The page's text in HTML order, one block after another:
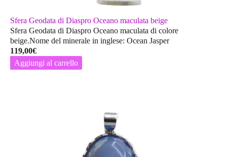
Sfera Geodata di Diaspro Oceano maculata beige
Sfera Geodata di Diaspro Oceano maculata di colore
beige.Nome del minerale in inglese: Ocean Jasper
119,00€
Aggiungi al carrello